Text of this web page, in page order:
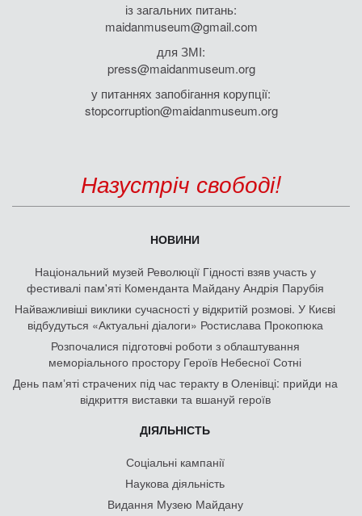
із загальних питань:
maidanmuseum@gmail.com
для ЗМІ:
press@maidanmuseum.org
у питаннях запобігання корупції:
stopcorruption@maidanmuseum.org
Назустріч свободі!
НОВИНИ
Національний музей Революції Гідності взяв участь у
фестивалі пам'яті Коменданта Майдану Андрія Парубія
Найважливіші виклики сучасності у відкритій розмові. У Києві
відбудуться «Актуальні діалоги» Ростислава Прокопюка
Розпочалися підготовчі роботи з облаштування
меморіального простору Героїв Небесної Сотні
День памʼяті страчених під час теракту в Оленівці: прийди на
відкриття виставки та вшануй героїв
ДІЯЛЬНІСТЬ
Соціальні кампанії
Наукова діяльність
Видання Музею Майдану